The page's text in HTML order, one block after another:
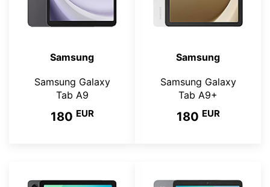
Samsung
Samsung Galaxy
Tab A9
180 EUR
Samsung
Samsung Galaxy
Tab A9+
180 EUR